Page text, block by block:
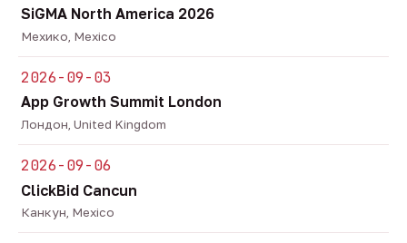
SiGMA North America 2026
Мехико, Mexico
2026-09-03
App Growth Summit London
Лондон, United Kingdom
2026-09-06
ClickBid Cancun
Канкун, Mexico